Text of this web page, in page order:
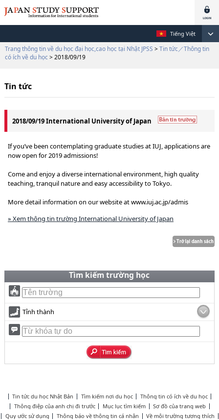
Tiếng Việt
Trang thông tin về du học đại học,cao học tại Nhật JPSS > Tin tức／Thông tin
có ích về du học > 2018/09/19
Tin tức
2018/09/19 International University of Japan
If you’ve been contemplating graduate studies at IUJ, applications are
now open for 2019 admissions!
Come and enjoy a diverse international environment, high quality
teaching, tranquil nature and easy accessibility to Tokyo.
More detail information on our website at www.iuj.ac.jp/admis
» Xem thông tin trường International University of Japan
Tìm kiếm trường học
Tỉnh thành
Tin tức du học Nhật Bản Tìm kiếm nơi du học
Thông tin có ích về du học
Thông điệp của anh chị đi trước
Mục lục tìm kiếm
Sơ đồ của trang web
Quy ước sử dụng
Thông báo về thông tin cá nhân Về môi trường tương thích